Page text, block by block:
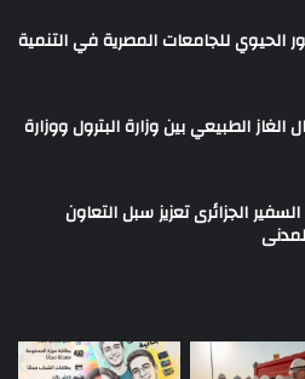
الحيوي للجامعات المصرية في التنمية
الطبيعي بين وزارة البترول ووزارة
الجزائرى تعزيز سبل التعاون